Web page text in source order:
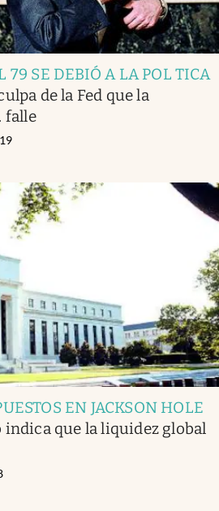
79 SE DEBIÓ A LA POL TICA
de la Fed que la
falle
EN JACKSON HOLE
indica que la liquidez global